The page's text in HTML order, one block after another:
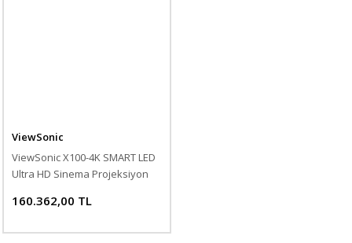
ViewSonic
ViewSonic X100-4K SMART LED
Ultra HD Sinema Projeksiyon
160.362,00 TL